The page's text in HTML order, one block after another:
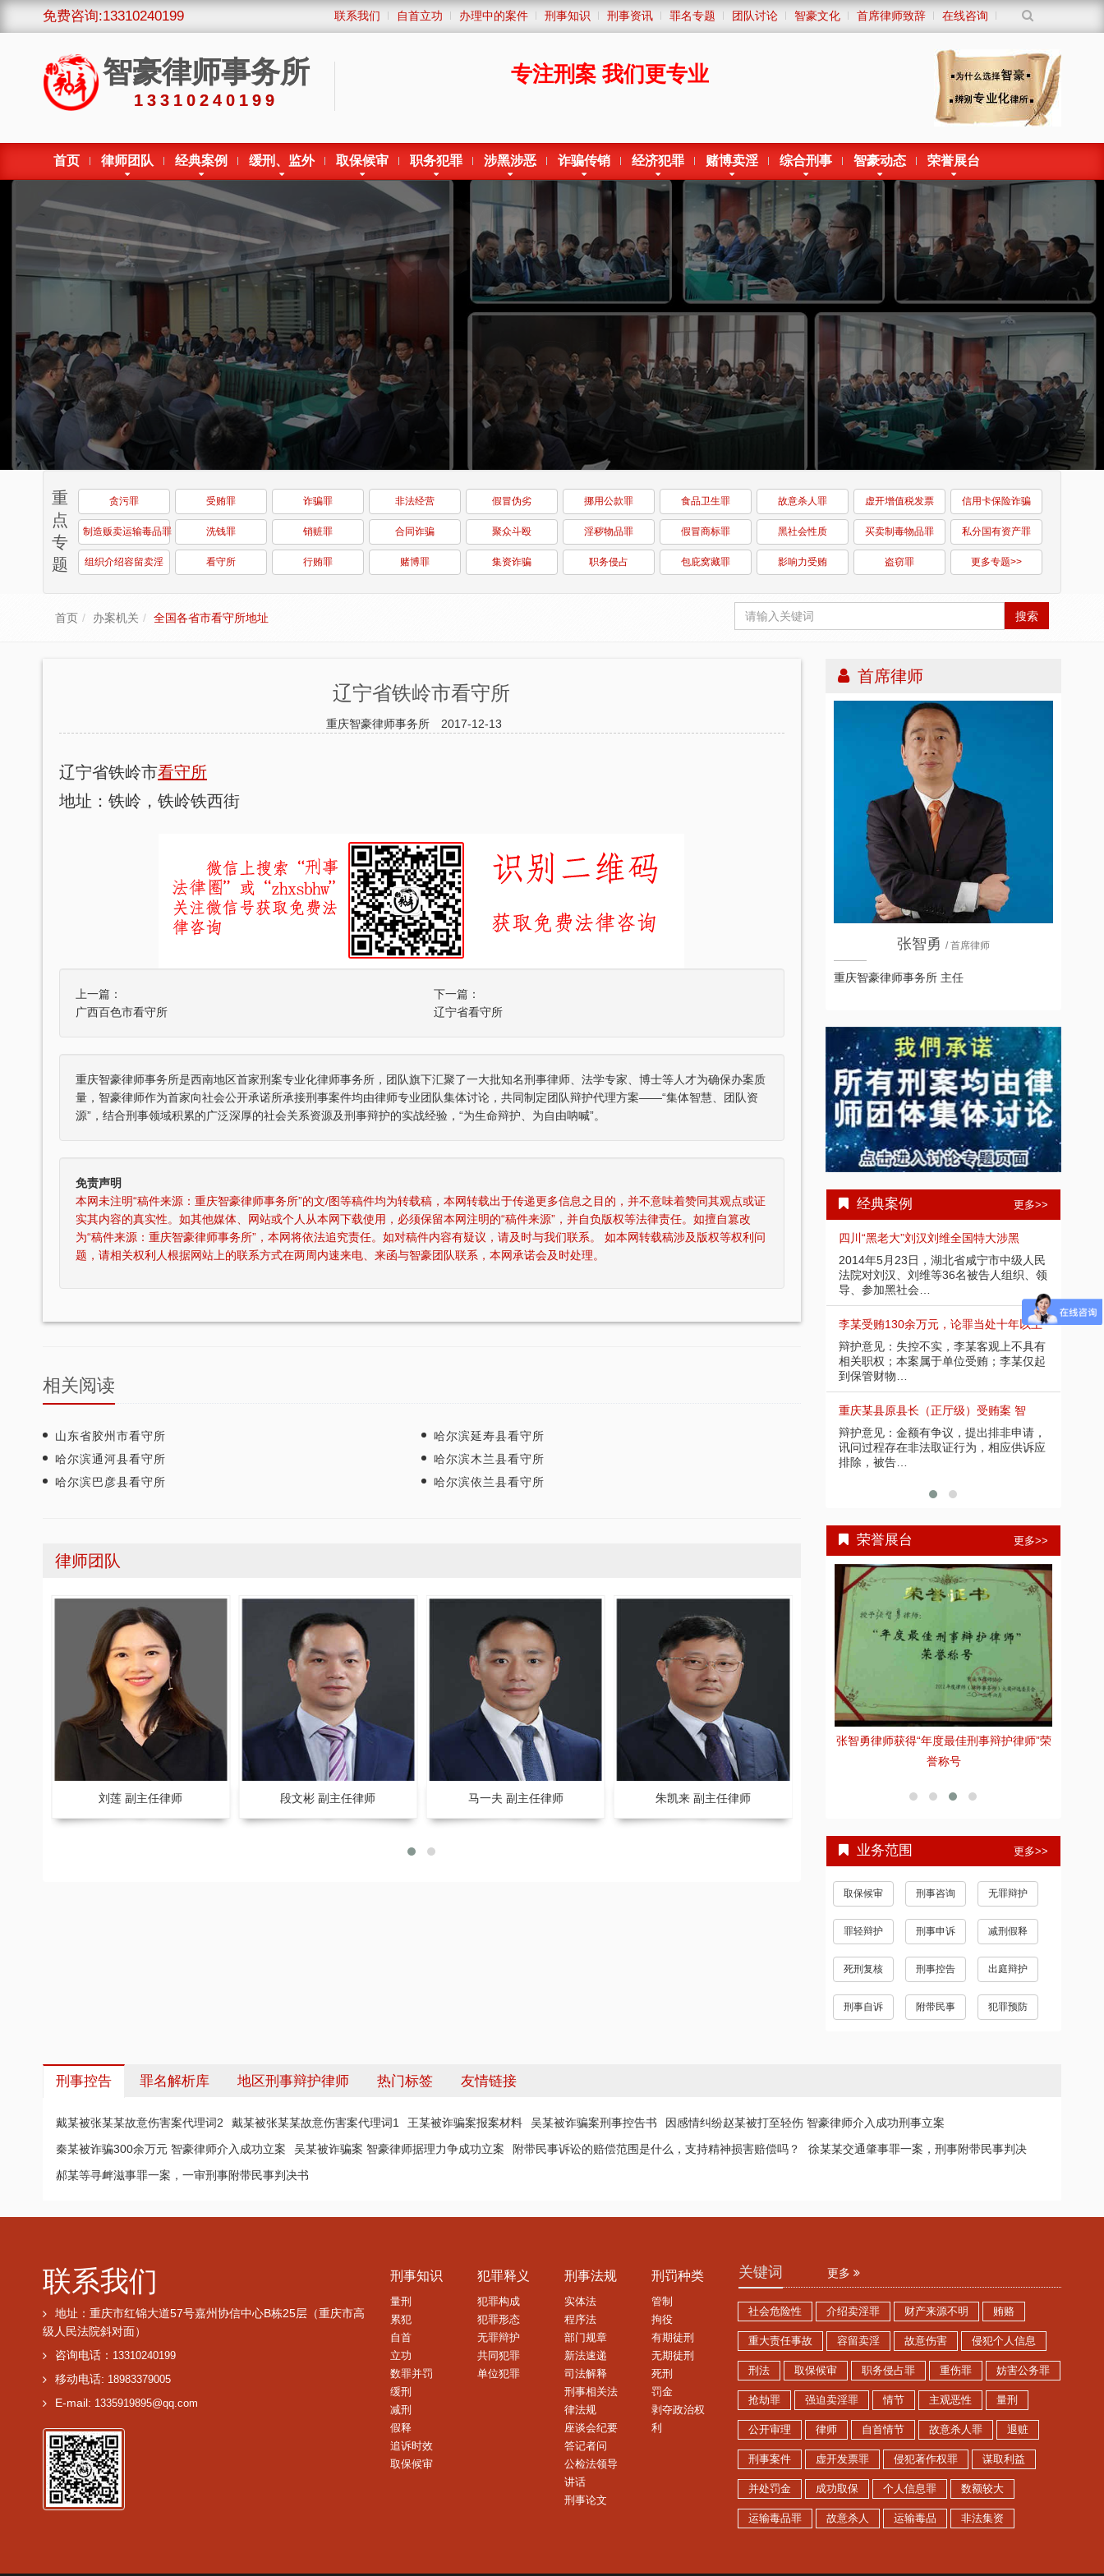
免费咨询:13310240199 联系我们 自首立功 办理中的案件 刑事知识 刑事资讯 罪名专题 团队讨论 智豪文化 首席律师致辞 在线咨询
智豪律师事务所
13310240199
专注刑案 我们更专业
首页 律师团队 经典案例 缓刑、监外 取保候审 职务犯罪 涉黑涉恶 诈骗传销 经济犯罪 赌博卖淫 综合刑事 智豪动态 荣誉展台
重庆刑辩专业律师所
重
点
专
题
贪污罪 受贿罪 诈骗罪 非法经营 假冒伪劣 挪用公款罪 食品卫生罪 故意杀人罪 虚开增值税发票 信用卡保险诈骗
制造贩卖运输毒品罪 洗钱罪 销赃罪 合同诈骗 聚众斗殴 淫秽物品罪 假冒商标罪 黑社会性质 买卖制毒物品罪 私分国有资产罪
组织介绍容留卖淫 看守所 行贿罪 赌博罪 集资诈骗 职务侵占 包庇窝藏罪 影响力受贿 盗窃罪 更多专题>>
首页 办案机关 全国各省市看守所地址 搜索
辽宁省铁岭市看守所
重庆智豪律师事务所 2017-12-13
辽宁省铁岭市看守所
地址：铁岭，铁岭铁西街
上一篇：
广西百色市看守所
下一篇：
辽宁省看守所
重庆智豪律师事务所是西南地区首家刑案专业化律师事务所，团队旗下汇聚了一大批知名刑事律师、法学专家、博士等人才为确保办案质
量，智豪律师作为首家向社会公开承诺所承接刑事案件均由律师专业团队集体讨论，共同制定团队辩护代理方案——“集体智慧、团队资
源”，结合刑事领域积累的广泛深厚的社会关系资源及刑事辩护的实战经验，“为生命辩护、为自由呐喊”。
免责声明
本网未注明“稿件来源：重庆智豪律师事务所”的文/图等稿件均为转载稿，本网转载出于传递更多信息之目的，并不意味着赞同其观点或证
实其内容的真实性。如其他媒体、网站或个人从本网下载使用，必须保留本网注明的“稿件来源”，并自负版权等法律责任。如擅自篡改
为“稿件来源：重庆智豪律师事务所”，本网将依法追究责任。如对稿件内容有疑议，请及时与我们联系。 如本网转载稿涉及版权等权利问
题，请相关权利人根据网站上的联系方式在两周内速来电、来函与智豪团队联系，本网承诺会及时处理。
相关阅读
山东省胶州市看守所
哈尔滨延寿县看守所
哈尔滨通河县看守所
哈尔滨木兰县看守所
哈尔滨巴彦县看守所
哈尔滨依兰县看守所
律师团队
刘莲 副主任律师 段文彬 副主任律师 马一夫 副主任律师 朱凯来 副主任律师 王远 副主任律师
首席律师
张智勇 / 首席律师
重庆智豪律师事务所 主任
经典案例 更多>>
全国特大涉黑
省咸宁市中级人民
论罪当处十年以上
，提出排非申请，
重庆某县原县长（正厅级）受贿1000余
辩护意见：金额有异议，部分金额不应计
某省副厅级干部受贿2000余万元 智豪律
辩护意见：被告认罪态度好，有坦白情
的绝大部分犯…
四川“黑老大”刘汉刘维全国特大涉黑
2014年5月23日，湖北省咸宁市中级人民
李某受贿130余万元，论罪当处十年以上
辩护意见：金额有争议，提出排非申请，
排除，被告…
重庆某县原县长（正厅级）受贿1000余
某省副厅级干部受贿2000余万元 智豪律
四川“黑老大”刘汉刘维全国特大涉黑
2014年5月23日，湖北省咸宁市中级人民
法院对刘汉、刘维等36名被告人组织、领
导、参加黑社会…
李某受贿130余万元，论罪当处十年以上
辩护意见：失控不实，李某客观上不具有
相关职权；本案属于单位受贿；李某仅起
到保管财物…
重庆某县原县长（正厅级）受贿案 智
辩护意见：金额有争议，提出排非申请，
讯问过程存在非法取证行为，相应供诉应
排除，被告…
某省
荣誉展台 更多>>
师获得“年度最佳刑事辩护律师”荣
誉称号
张智勇律师荣获重庆市十佳律师
重庆智豪律师事务所荣获司法部颁发“全国
优秀律师事务所”称号
张智勇律师荣获全国优秀律师
张智勇律师获得“年度最佳刑事辩护律师”荣
誉称号
业务范围 更多>>
取保候审 刑事咨询 无罪辩护
罪轻辩护 刑事申诉 减刑假释
死刑复核 刑事控告 出庭辩护
刑事自诉 附带民事 犯罪预防
刑事控告 罪名解析库 地区刑事辩护律师 热门标签 友情链接
戴某被张某某故意伤害案代理词2 戴某被张某某故意伤害案代理词1 王某被诈骗案报案材料 吴某被诈骗案刑事控告书
因感情纠纷赵某被打至轻伤 智豪律师介入成功刑事立案
秦某被诈骗300余万元 智豪律师介入成功立案
吴某被诈骗案 智豪律师据理力争成功立案 附带民事诉讼的赔偿范围是什么，支持精神损害赔偿吗？
徐某某交通肇事罪一案，刑事附带民事判决
郝某等寻衅滋事罪一案，一审刑事附带民事判决书
联系我们
地址：重庆市红锦大道57号嘉州协信中心B栋25层（重庆市高
级人民法院斜对面）
咨询电话： 13310240199
移动电话: 18983379005
E-mail: 1335919895@qq.com
刑事知识
量刑
累犯
自首
立功
数罪并罚
缓刑
减刑
假释
追诉时效
取保候审
犯罪释义
犯罪构成
犯罪形态
无罪辩护
共同犯罪
单位犯罪
刑事法规
实体法
程序法
部门规章
新法速递
司法解释
刑事相关法
律法规
座谈会纪要
答记者问
公检法领导
讲话
刑事论文
刑罚种类
管制
拘役
有期徒刑
无期徒刑
死刑
罚金
剥夺政治权
利
关键词 更多
社会危险性 介绍卖淫罪 财产来源不明 贿赂
重大责任事故 容留卖淫 故意伤害 侵犯个人信息
刑法 取保候审 职务侵占罪 重伤罪 妨害公务罪
抢劫罪 强迫卖淫罪 情节 主观恶性 量刑
公开审理 律师 自首情节 故意杀人罪 退赃
刑事案件 虚开发票罪 侵犯著作权罪 谋取利益
并处罚金 成功取保 个人信息罪 数额较大
运输毒品罪 故意杀人 运输毒品 非法集资